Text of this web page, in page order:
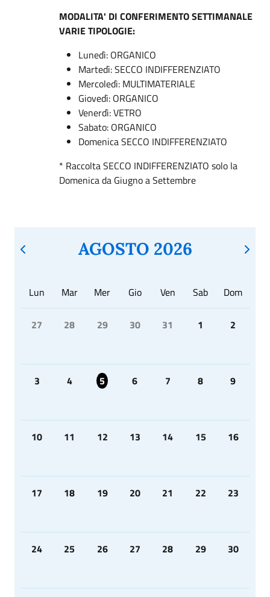
MODALITA' DI CONFERIMENTO SETTIMANALE
VARIE TIPOLOGIE:
Lunedì: ORGANICO
Martedì: SECCO INDIFFERENZIATO
Mercoledì: MULTIMATERIALE
Giovedì: ORGANICO
Venerdì: VETRO
Sabato: ORGANICO
Domenica SECCO INDIFFERENZIATO
* Raccolta SECCO INDIFFERENZIATO solo la
Domenica da Giugno a Settembre
AGOSTO 2026
Lun Mar Mer Gio Ven Sab Dom
27 28 29 30 31 1 2
3 4 5 6 7 8 9
10 11 12 13 14 15 16
17 18 19 20 21 22 23
24 25 26 27 28 29 30